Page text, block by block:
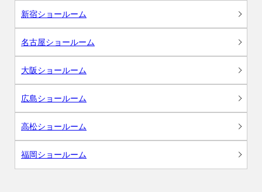
新宿ショールーム
名古屋ショールーム
大阪ショールーム
広島ショールーム
高松ショールーム
福岡ショールーム